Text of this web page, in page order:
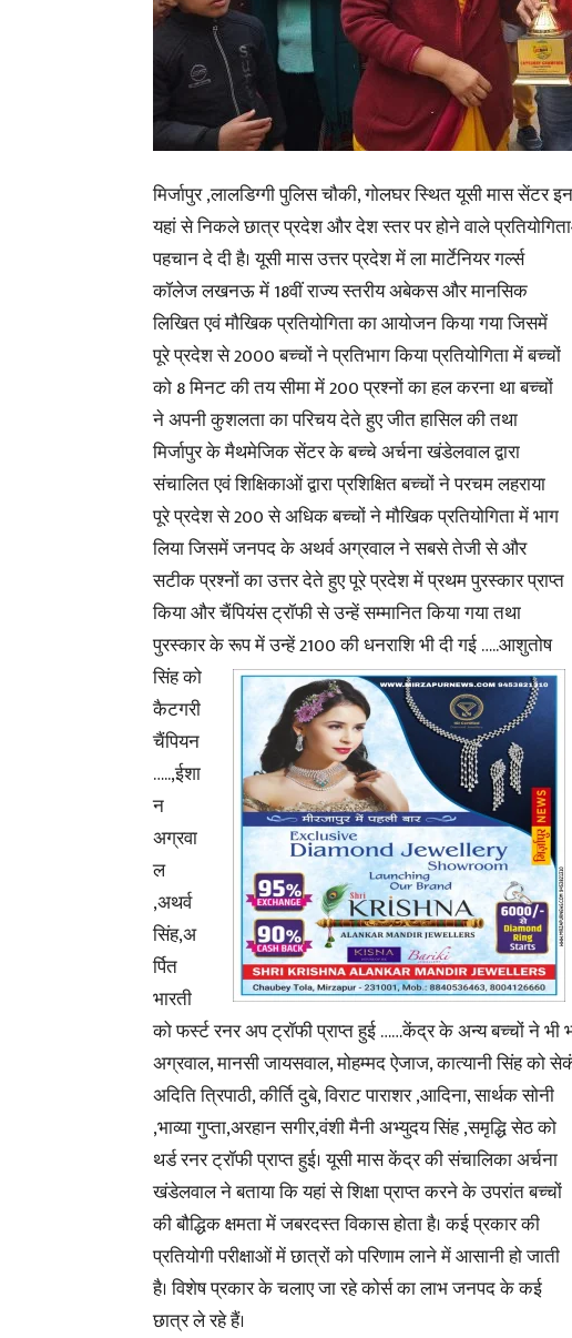
मिर्जापुर ,लालडिग्गी पुलिस चौकी, गोलघर स्थित यूसी मास सेंटर
यहां से निकले छात्र प्रदेश और देश स्तर पर होने वाले
पहचान दे दी है। यूसी मास उत्तर प्रदेश में ला मार्टेनियर गर्ल्स
कॉलेज लखनऊ में 18वीं राज्य स्तरीय अबेकस और मानसिक
लिखित एवं मौखिक प्रतियोगिता का आयोजन किया गया जिसमें
पूरे प्रदेश से 2000 बच्चों ने प्रतिभाग किया प्रतियोगिता में बच्चों
को 8 मिनट की तय सीमा में 200 प्रश्नों का हल करना था बच्चों
ने अपनी कुशलता का परिचय देते हुए जीत हासिल की तथा
मिर्जापुर के मैथमेजिक सेंटर के बच्चेअर्चना खंडेलवाल द्वारा
संचालित एवं शिक्षिकाओं द्वारा प्रशिक्षित बच्चों ने परचम लहराया
पूरे प्रदेश से 200 से अधिक बच्चों ने मौखिक प्रतियोगिता में भाग
लिया जिसमें जनपद के अथर्व अग्रवाल ने सबसे तेजी से और
सटीक प्रश्नों का उत्तर देते हुए पूरे प्रदेश में प्रथम पुरस्कार प्राप्त
किया और चैंपियंस ट्रॉफी से उन्हें सम्मानित किया गया तथा
पुरस्कार के रूप में उन्हें2100 की धनराशि भी दी गई …..आशुतोष
सिंह को
कैटगरी
चैंपियन
…..,ईशा
न
अग्रवा
ल
,अथर्व
सिंह,अ
र्पित
भारती
को फर्स्ट रनर अप ट्रॉफी प्राप्त हुई ……केंद्र के अन्य बच्चों ने भी
अग्रवाल, मानसी जायसवाल, मोहम्मद ऐजाज, कात्यानी सिंह को
अदिति त्रिपाठी, कीर्ति दुबे, विराट पाराशर ,आदिना, सार्थक सोनी
,भाव्या गुप्ता,अरहान सगीर,वंशी मैनी अभ्युदय सिंह ,समृद्धि सेठ को
थर्ड रनर ट्रॉफी प्राप्त हुई। यूसी मास केंद्र की संचालिका अर्चना
खंडेलवाल ने बताया कि यहां से शिक्षा प्राप्त करने के उपरांत बच्चों
की बौद्धिक क्षमता में जबरदस्त विकास होता है। कई प्रकार की
प्रतियोगी परीक्षाओं में छात्रों को परिणाम लाने मेंआसानी हो जाती
है। विशेष प्रकार के चलाए जा रहे कोर्स का लाभ जनपद के कई
छात्र ले रहे हैं।